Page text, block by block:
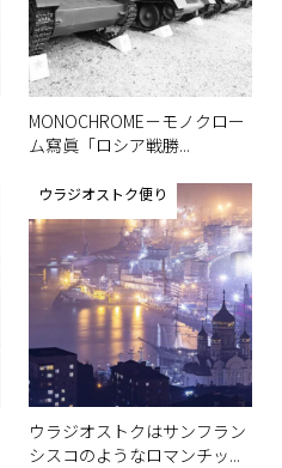
MONOCHROME－モノクロー
ム寫眞「ロシア戦勝...
ウラジオストク便り
ウラジオストクはサンフラン
シスコのようなロマンチッ...